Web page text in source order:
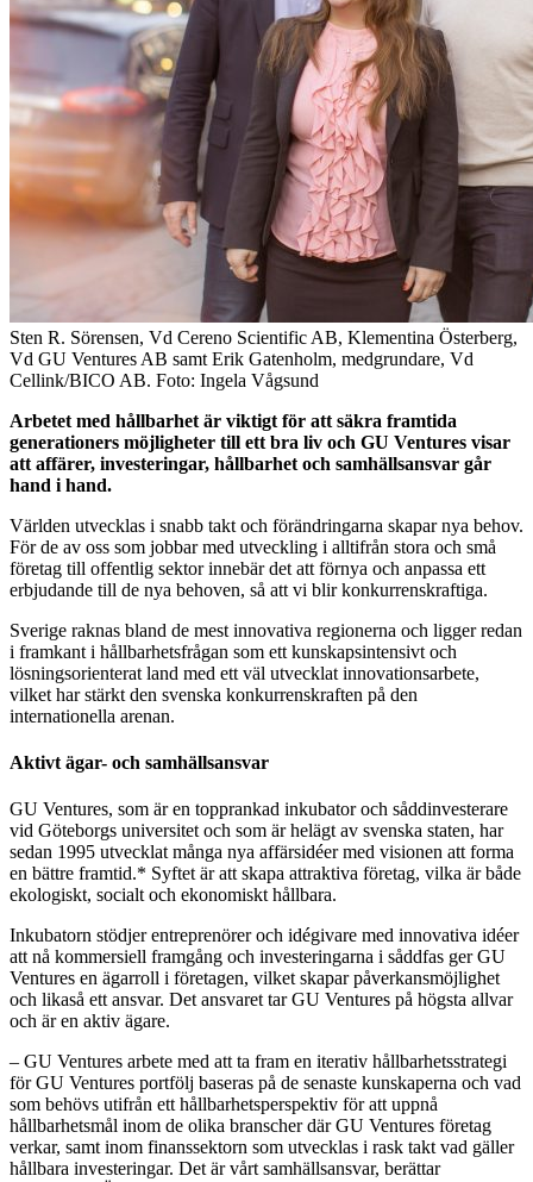
Sten R. Sörensen, Vd Cereno Scientific AB, Klementina Österberg,
Vd GU Ventures AB samt Erik Gatenholm, medgrundare, Vd
Cellink/BICO AB. Foto: Ingela Vågsund
Arbetet med hållbarhet är viktigt för att säkra framtida
generationers möjligheter till ett bra liv och GU Ventures visar
att affärer, investeringar, hållbarhet och samhällsansvar går
hand i hand.
Världen utvecklas i snabb takt och förändringarna skapar nya behov.
För de av oss som jobbar med utveckling i alltifrån stora och små
företag till offentlig sektor innebär det att förnya och anpassa ett
erbjudande till de nya behoven, så att vi blir konkurrenskraftiga.
Sverige raknas bland de mest innovativa regionerna och ligger redan
i framkant i hållbarhetsfrågan som ett kunskapsintensivt och
lösningsorienterat land med ett väl utvecklat innovationsarbete,
vilket har stärkt den svenska konkurrenskraften på den
internationella arenan.
Aktivt ägar- och samhällsansvar
GU Ventures, som är en topprankad inkubator och såddinvesterare
vid Göteborgs universitet och som är helägt av svenska staten, har
sedan 1995 utvecklat många nya affärsidéer med visionen att forma
en bättre framtid.* Syftet är att skapa attraktiva företag, vilka är både
ekologiskt, socialt och ekonomiskt hållbara.
Inkubatorn stödjer entreprenörer och idégivare med innovativa idéer
att nå kommersiell framgång och investeringarna i såddfas ger GU
Ventures en ägarroll i företagen, vilket skapar påverkansmöjlighet
och likaså ett ansvar. Det ansvaret tar GU Ventures på högsta allvar
och är en aktiv ägare.
– GU Ventures arbete med att ta fram en iterativ hållbarhetsstrategi
för GU Ventures portfölj baseras på de senaste kunskaperna och vad
som behövs utifrån ett hållbarhetsperspektiv för att uppnå
hållbarhetsmål inom de olika branscher där GU Ventures företag
verkar, samt inom finanssektorn som utvecklas i rask takt vad gäller
hållbara investeringar. Det är vårt samhällsansvar, berättar